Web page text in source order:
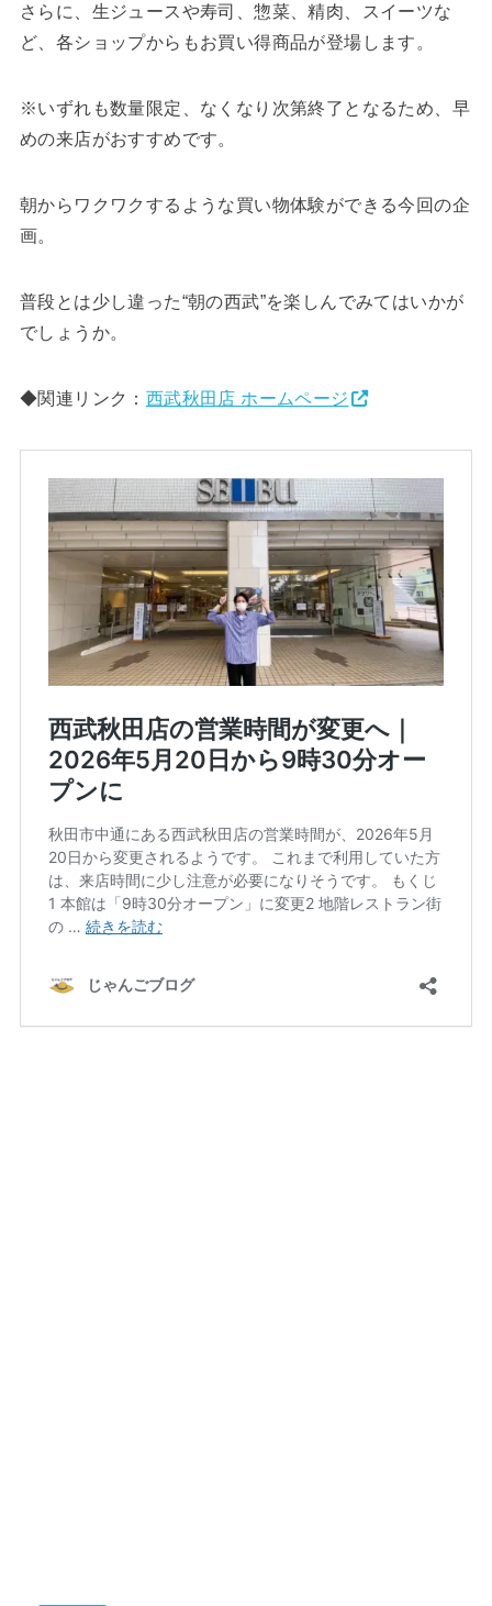
さらに、生ジュースや寿司、惣菜、精肉、スイーツな
ど、各ショップからもお買い得商品が登場します。
※いずれも数量限定、なくなり次第終了となるため、早
めの来店がおすすめです。
朝からワクワクするような買い物体験ができる今回の企
画。
普段とは少し違った“朝の西武”を楽しんでみてはいかが
でしょうか。
◆関連リンク： 西武秋田店 ホームページ